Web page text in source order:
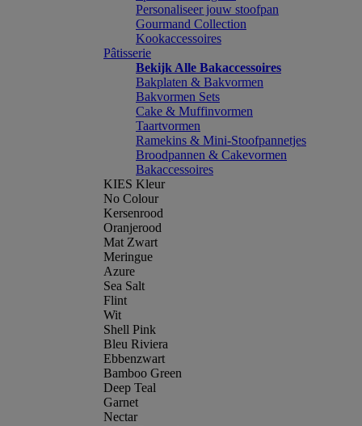
Personaliseer jouw stoofpan
Gourmand Collection
Kookaccessoires
Pâtisserie
Bekijk Alle Bakaccessoires
Bakplaten & Bakvormen
Bakvormen Sets
Cake & Muffinvormen
Taartvormen
Ramekins & Mini-Stoofpannetjes
Broodpannen & Cakevormen
Bakaccessoires
KIES Kleur
No Colour
Kersenrood
Oranjerood
Mat Zwart
Meringue
Azure
Sea Salt
Flint
Wit
Shell Pink
Bleu Riviera
Ebbenzwart
Bamboo Green
Deep Teal
Garnet
Nectar